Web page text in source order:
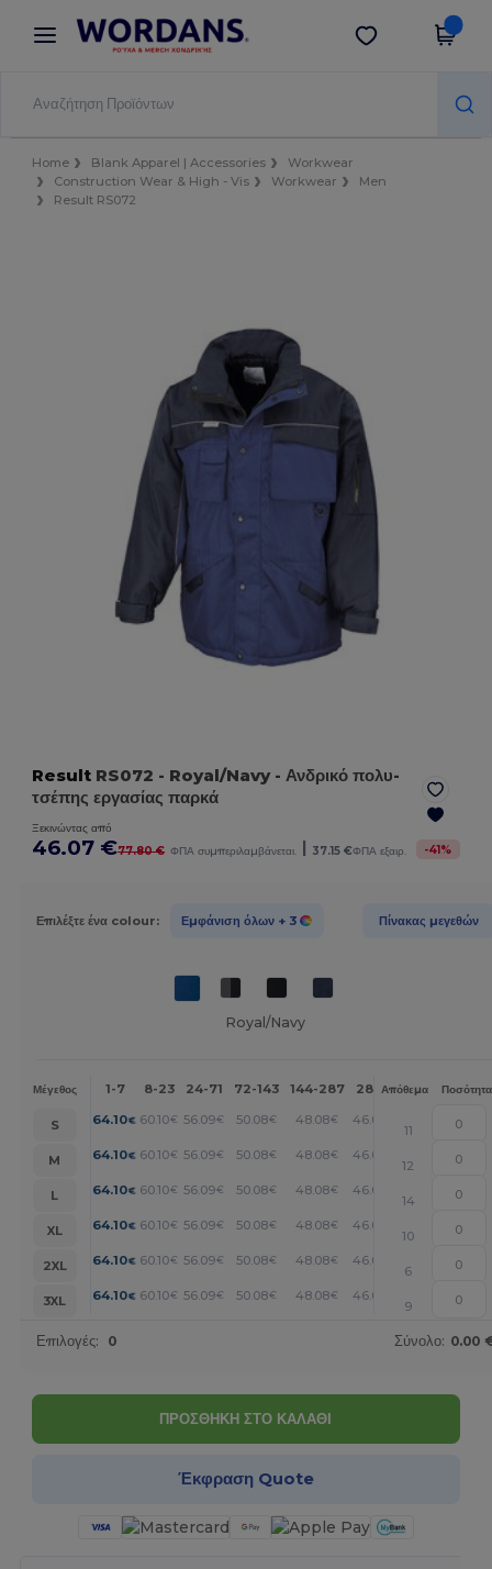
× Εφαρμογή Wordans
Καλύτερες τιμές στην εφαρμογή!
Λήψη app
Home Blank Apparel | Accessories
Workwear
Construction Wear & High - Vis
Workwear
Men
Result RS072
Result RS072 - Royal/Navy- Ανδρικό πολυ-
τσέπης εργασίας παρκά
Ξεκινώντας από
46.07 €77.80 € ΦΠΑ συμπεριλαμβάνεται. | 37.15 €ΦΠΑ εξαιρ. -41%
Επιλέξτε ένα colour: Εμφάνιση όλων + 3 Πίνακας μεγεθών
Royal/Navy
Μέγεθος 1-7 8-23 24-71 72-143 144-287 288 + Περισσότερα
Απόθεμα Ποσότητα
S 64.10€ 60.10€ 56.09€ 50.08€ 48.08€ 46.07
11
M
64.10€ 60.10€ 56.09€ 50.08€ 48.08€ 46.07
12
L
64.10€ 60.10€ 56.09€ 50.08€ 48.08€ 46.07
14
XL
64.10€ 60.10€ 56.09€ 50.08€ 48.08€ 46.07
10
2XL
64.10€ 60.10€ 56.09€ 50.08€ 48.08€ 46.07
6
3XL
64.10€ 60.10€ 56.09€ 50.08€ 48.08€ 46.07
9
Επιλογές: 0 Σύνολο: 0.00
ΠΡΟΣΘΗΚΗ ΣΤΟ ΚΑΛΑΘΙ
Έκφραση Quote